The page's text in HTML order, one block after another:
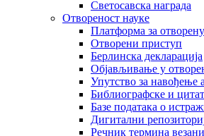
Светосавска награда
Отвореност науке
Платформа за
Отворени приступ
Берлинска декларација
Објављивање у
Упутство за навођење
Библиографске и
Базе података о
Дигитални
Рeчник термина